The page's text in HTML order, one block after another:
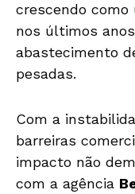
crescendo
nos últimos
abastecimento
pesadas.
Com a
barreiras
impacto não
com a agência